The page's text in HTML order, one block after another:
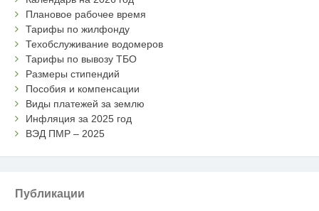
Плановое рабочее время
Тарифы по жилфонду
Техобслуживание водомеров
Тарифы по вывозу ТБО
Размеры стипендий
Пособия и компенсации
Виды платежей за землю
Инфляция за 2025 год
ВЭД ПМР – 2025
Публикации